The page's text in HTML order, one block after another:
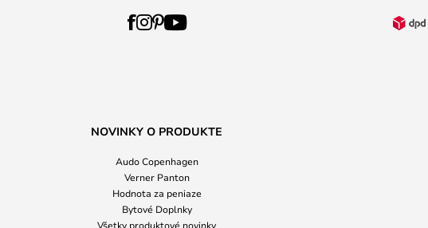
NOVINKY O PRODUKTE
Audo Copenhagen
Verner Panton
Hodnota za peniaze
Bytové Doplnky
Všetky produktové novinky